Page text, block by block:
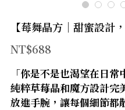
【海底輪】
【新品上市】
【療癒類水晶】
【莓舞晶方｜甜蜜設計
NT$688
「你是不是也渴望在日
純粹草莓晶和魔方設計完
放進手腕，讓每個細節都